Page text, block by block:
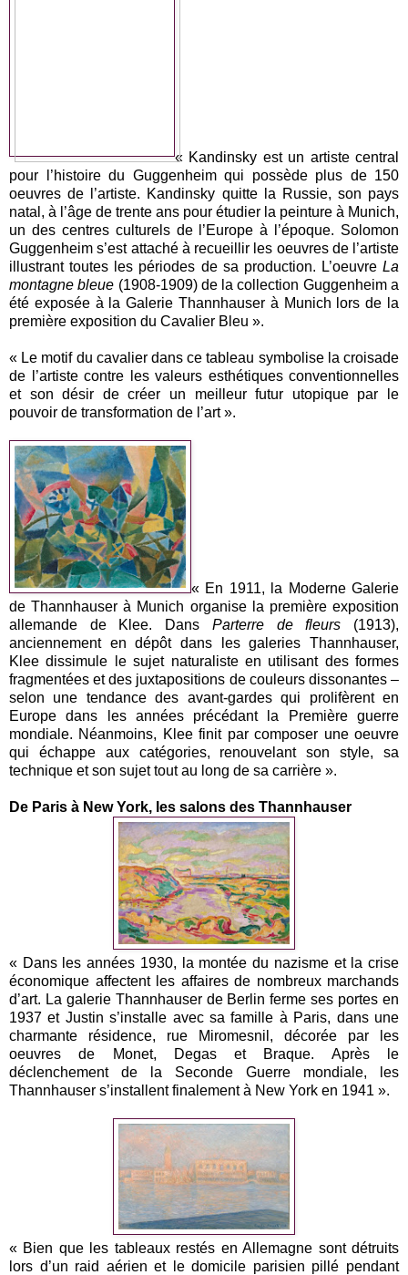
« Kandinsky est un artiste central
pour l’histoire du Guggenheim qui possède plus de 150
oeuvres de l’artiste. Kandinsky quitte la Russie, son pays
natal, à l’âge de trente ans pour étudier la peinture à Munich,
un des centres culturels de l’Europe à l’époque. Solomon
Guggenheim s’est attaché à recueillir les oeuvres de l’artiste
illustrant toutes les périodes de sa production. L’oeuvre La
montagne bleue (1908-1909) de la collection Guggenheim a
été exposée à la Galerie Thannhauser à Munich lors de la
première exposition du Cavalier Bleu ».
« Le motif du cavalier dans ce tableau symbolise la croisade
de l’artiste contre les valeurs esthétiques conventionnelles
et son désir de créer un meilleur futur utopique par le
pouvoir de transformation de l’art ».
« En 1911, la Moderne Galerie
de Thannhauser à Munich organise la première exposition
allemande de Klee. Dans Parterre de fleurs (1913),
anciennement en dépôt dans les galeries Thannhauser,
Klee dissimule le sujet naturaliste en utilisant des formes
fragmentées et des juxtapositions de couleurs dissonantes –
selon une tendance des avant-gardes qui prolifèrent en
Europe dans les années précédant la Première guerre
mondiale. Néanmoins, Klee finit par composer une oeuvre
qui échappe aux catégories, renouvelant son style, sa
technique et son sujet tout au long de sa carrière ».
De Paris à New York, les salons des Thannhauser
« Dans les années 1930, la montée du nazisme et la crise
économique affectent les affaires de nombreux marchands
d’art. La galerie Thannhauser de Berlin ferme ses portes en
1937 et Justin s’installe avec sa famille à Paris, dans une
charmante résidence, rue Miromesnil, décorée par les
oeuvres de Monet, Degas et Braque. Après le
déclenchement de la Seconde Guerre mondiale, les
Thannhauser s’installent finalement à New York en 1941 ».
« Bien que les tableaux restés en Allemagne sont détruits
lors d’un raid aérien et le domicile parisien pillé pendant